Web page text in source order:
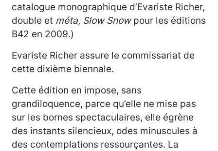
catalogue monographique d’Evariste Richer,
double et méta, Slow Snowpour les éditions
B42 en 2009.)
Evariste Richer assure le commissariat de
cette dixième biennale.
Cette édition en impose, sans
grandiloquence, parce qu’elle ne mise pas
sur les bornes spectaculaires, elle égrène
des instants silencieux, odes minuscules à
des contemplations ressourçantes. La